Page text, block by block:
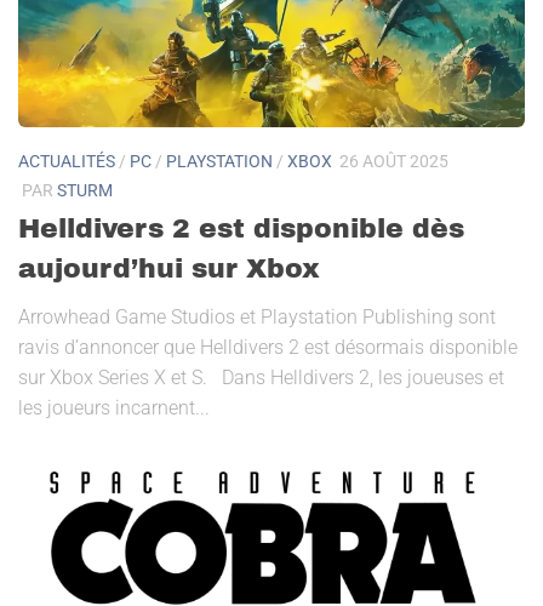
ACTUALITÉS / PC / PLAYSTATION / XBOX 26 AOÛT 2025
PAR STURM
Helldivers 2 est disponible dès
aujourd’hui sur Xbox
Arrowhead Game Studios et Playstation Publishing sont
ravis d’annoncer que Helldivers 2 est désormais disponible
sur Xbox Series X et S. Dans Helldivers 2, les joueuses et
les joueurs incarnent...